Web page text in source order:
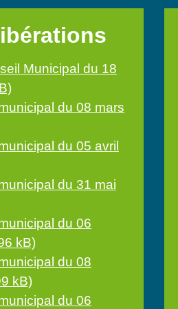
Municipal du 18
du 08 mars
du 05 avril
du 31 mai
du 06
kB)
du 08
kB)
du 06